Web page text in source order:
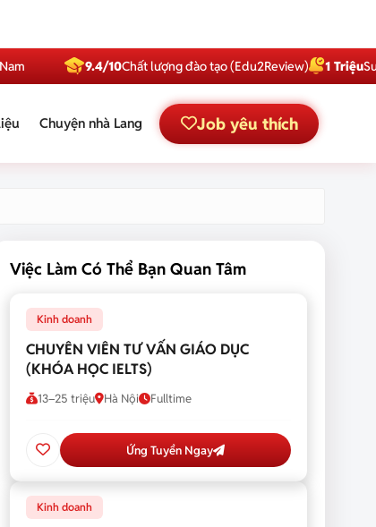
9.4/10Chất lượng đào tạo (Edu2Review) 1 Triệu
Chuyện nhà Lang Job yêu thích
Việc Làm Có Thể Bạn Quan Tâm
Kinh doanh
CHUYÊN VIÊN TƯ VẤN GIÁO DỤC
(KHÓA HỌC IELTS)
13–25 triệu Hà Nội Fulltime
Ứng Tuyển Ngay
Kinh doanh